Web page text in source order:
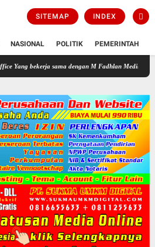
SITEMAP INDEX
NASIONAL POLITIK PEMERINTAH
sama dengan M Fadhlan Medika PROF